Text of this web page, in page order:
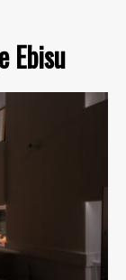
Ebisu